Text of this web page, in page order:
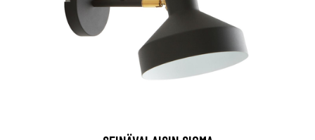
SEINÄVALAISIN SIGMA
54.36 EUR
LISÄTIETOJA